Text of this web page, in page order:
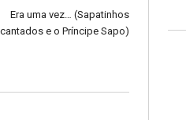
Era uma vez… (Sapatinhos
e o Príncipe Sapo)